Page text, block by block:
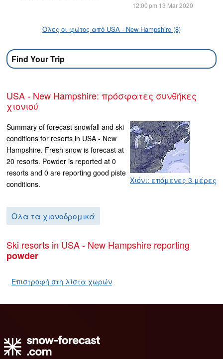
12:00 pm 13 Mar 2020
Ολες οι φώτος από USA - New Hampshire (8)
Find Your Trip
USA - New Hampshire: πρόσφατες συνθήκες
χιονιού
Χιόνι: επόμενες 3 μέρες
Summary of forecast snowfall and ski
conditions for resorts in USA - New
Hampshire. Fresh snow is forecast at
20 resorts. Powder is reported at 0
resorts and 0 are reporting good piste
conditions.
Ολα τα χιονοδρομικά
Ski resorts in USA - New Hampshire reporting
powder
Επιστροφή στη λίστα χωρών